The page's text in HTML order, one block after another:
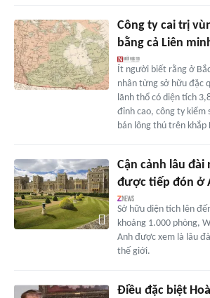
Công ty cai trị
bằng cả Liên
Ít người biết rằng ở
nhân từng sở hữu đặc
lãnh thổ có diện tích
đỉnh cao, công ty kiểm
bán lông thú trên khắp
Cận cảnh lâu đài
được tiếp đón ở
Sở hữu diện tích lên
khoảng 1.000 phòng,
Anh được xem là lâu
thế giới.
Điều đặc biệt